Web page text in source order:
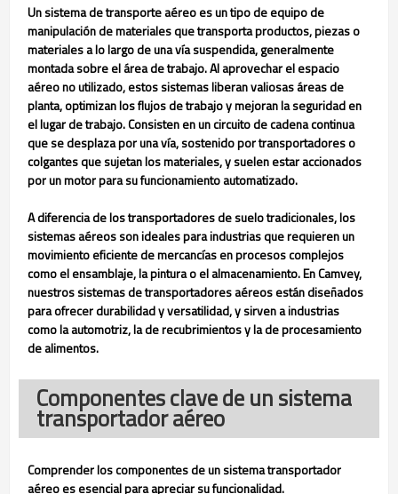
Un sistema de transporte aéreo es un tipo de equipo de
manipulación de materiales que transporta productos, piezas o
materiales a lo largo de una vía suspendida, generalmente
montada sobre el área de trabajo. Al aprovechar el espacio
aéreo no utilizado, estos sistemas liberan valiosas áreas de
planta, optimizan los flujos de trabajo y mejoran la seguridad en
el lugar de trabajo. Consisten en un circuito de cadena continua
que se desplaza por una vía, sostenido por transportadores o
colgantes que sujetan los materiales, y suelen estar accionados
por un motor para su funcionamiento automatizado.
A diferencia de los transportadores de suelo tradicionales, los
sistemas aéreos son ideales para industrias que requieren un
movimiento eficiente de mercancías en procesos complejos
como el ensamblaje, la pintura o el almacenamiento. En Camvey,
nuestros sistemas de transportadores aéreos están diseñados
para ofrecer durabilidad y versatilidad, y sirven a industrias
como la automotriz, la de recubrimientos y la de procesamiento
de alimentos.
Componentes clave de un sistema
transportador aéreo
Comprender los componentes de un sistema transportador
aéreo es esencial para apreciar su funcionalidad.